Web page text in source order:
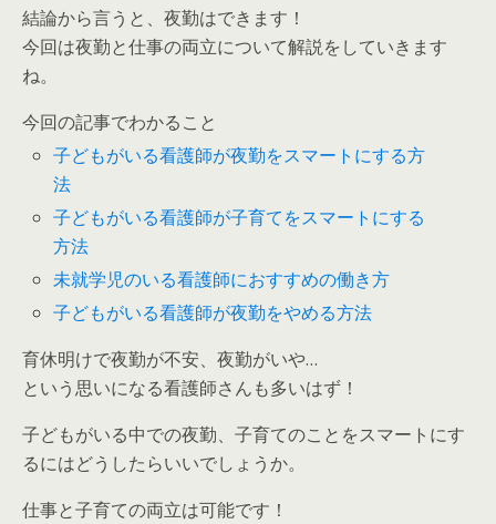
結論から言うと、夜勤はできます！
今回は夜勤と仕事の両立について解説をしていきます
ね。
今回の記事でわかること
子どもがいる看護師が夜勤をスマートにする方
法
子どもがいる看護師が子育てをスマートにする
方法
未就学児のいる看護師におすすめの働き方
子どもがいる看護師が夜勤をやめる方法
育休明けで夜勤が不安、夜勤がいや…
という思いになる看護師さんも多いはず！
子どもがいる中での夜勤、子育てのことをスマートにす
るにはどうしたらいいでしょうか。
仕事と子育ての両立は可能です！